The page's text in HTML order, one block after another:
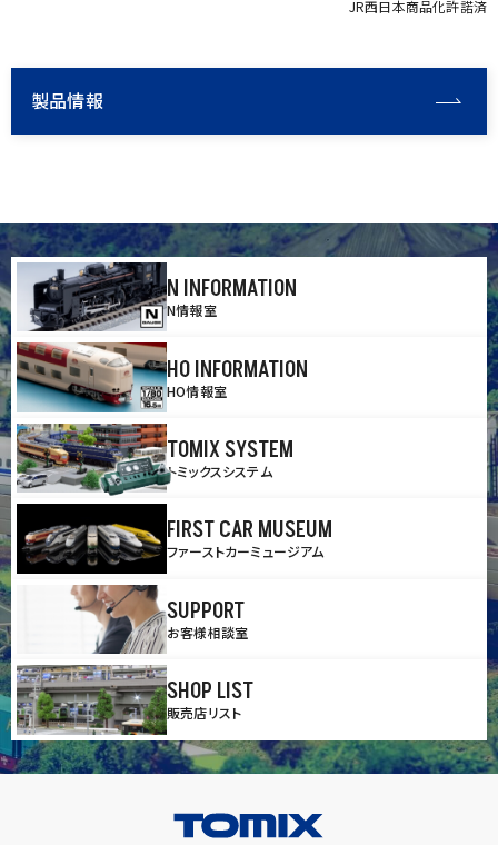
JR西日本商品化許諾済
製品情報
N INFORMATION
N情報室
HO INFORMATION
HO情報室
TOMIX SYSTEM
トミックスシステム
FIRST CAR MUSEUM
ファーストカーミュージアム
SUPPORT
お客様相談室
SHOP LIST
販売店リスト